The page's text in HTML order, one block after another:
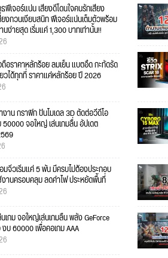
เจอร์แน่น เสียงดีโดนใจคนรักเสียง
งกวนเงียบสนิท ฟีเจอร์แน่นเต็มตัวพร้อม
ง่ายสุด เริ่มแค่ 1,300 บาทเท่านั้น!!
อราคาหลักร้อย ลมเย็น แบตอึด กะทัดรัด
วได้ทุกที่ ราคาแค่หลักร้อย ปี 2026
าน กราฟิก ปั้นโมเดล 3D ตัดต่อวีดีโอ
จอใหญ่ เล่นเกมลื่น อัปเดต
จิ๋วเริ่มแค่ 5 พัน มีครบไม่ต้องประกอบ
งานครอบคลุม ลดค่าไฟ ประหยัดพื้นที่
เกม จอใหญ่เล่นเกมลื่น พลัง GeForce
บ 60000 เพื่อคอเกม AAA